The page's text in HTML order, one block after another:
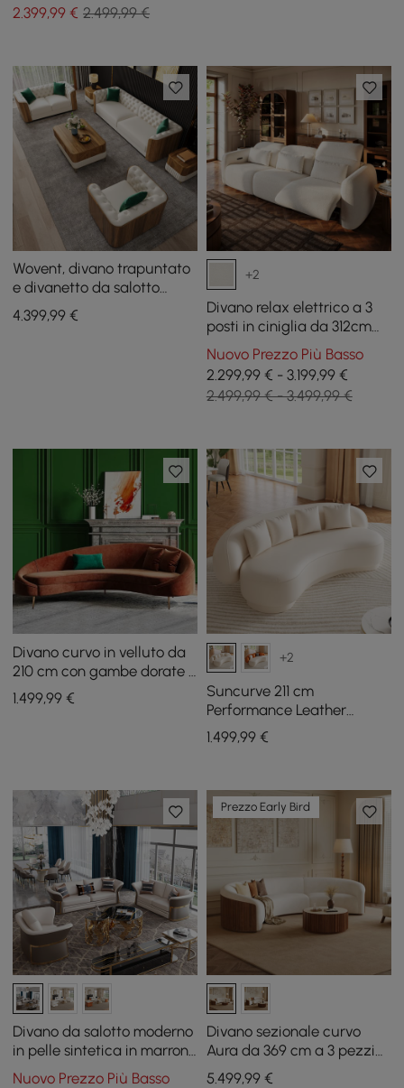
2.399,99 € 2.499,99 €
Wovent, divano trapuntato
e divanetto da salotto
moderno in ecopelle beige,
set da 3
4.399,99 €
+2
Divano relax elettrico a 3
posti in ciniglia da 312cm
con funzione zero gravity,
cuscini e porta USB
Nuovo Prezzo Più Basso
2.299,99 € - 3.199,99 €
2.499,99 € - 3.499,99 €
Divano curvo in velluto da
210 cm con gambe dorate e
cuscini
1.499,99 €
+2
Suncurve 211 cm
Performance Leather
Curved Upholstered Sofa
with Pillows
1.499,99€
Divano da salotto moderno
in pelle sintetica in marrone
e bianco, set di 3
Nuovo Prezzo Più Basso
Prezzo Early Bird
Divano sezionale curvo
Aura da 369 cm a 3 pezzi
rivestito in ciniglia con luce
5.499,99€